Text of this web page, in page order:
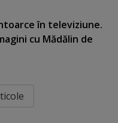
în televiziune.
cu Mădălin de